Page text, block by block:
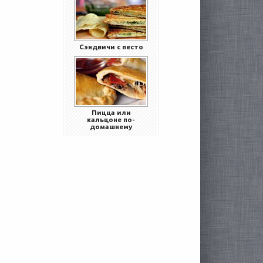
Сэндвичи с песто
Пицца или
кальцоне по-
домашнему